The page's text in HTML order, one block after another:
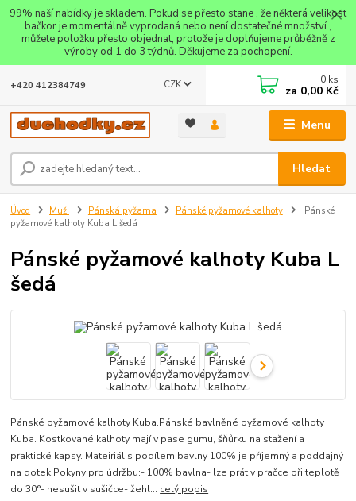
99% naší nabídky je skladem. Pokud se přesto stane , že některá velikost
bačkor je momentálně vyprodaná nebo není dostatečné množství ,
můžete položku přesto objednat, protože je doplňujeme průběžně z
výroby od 1 do 3 týdnů. Děkujeme za pochopení.
Menu
CZK
Hledat
+420 412384749 0 ks
za 0,00 Kč
Úvod Muži Pánská pyžama Pánské pyžamové kalhoty
Pánské
pyžamové kalhoty Kuba L šedá
Pánské pyžamové kalhoty Kuba L
šedá
Pánské pyžamové kalhoty Kuba.Pánské bavlněné pyžamové kalhoty
Kuba. Kostkované kalhoty mají v pase gumu, šňůrku na stažení a
praktické kapsy. Mateiriál s podílem bavlny 100% je příjemný a poddajný
na dotek.Pokyny pro údržbu:- 100% bavlna- lze prát v pračce při teplotě
do 30°- nesušit v sušičce- žehl... celý popis